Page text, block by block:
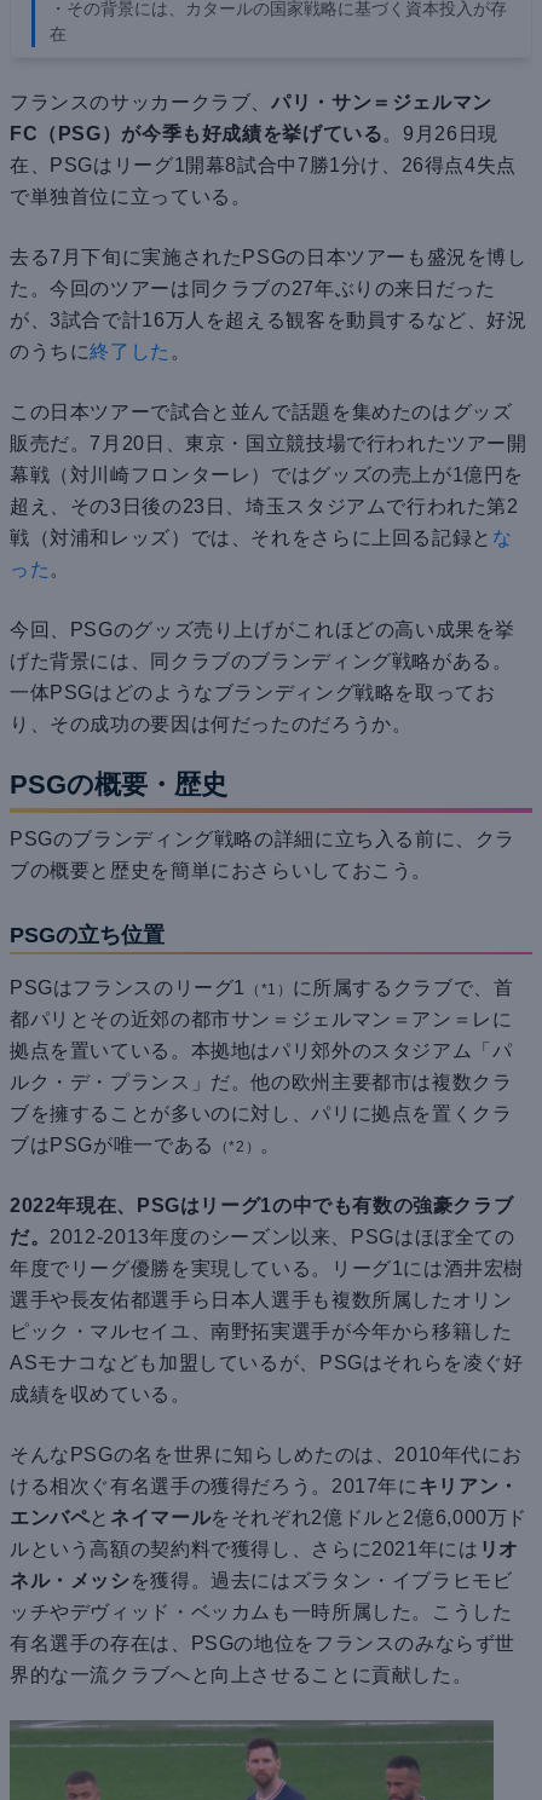
・その背景には、カタールの国家戦略に基づく資本投入が存
在
フランスのサッカークラブ、パリ・サン＝ジェルマン
FC（PSG）が今季も好成績を挙げている。9月26日現
在、PSGはリーグ1開幕8試合中7勝1分け、26得点4失点
で単独首位に立っている。
去る7月下旬に実施されたPSGの日本ツアーも盛況を博し
た。今回のツアーは同クラブの27年ぶりの来日だった
が、3試合で計16万人を超える観客を動員するなど、好況
のうちに終了した 。
この日本ツアーで試合と並んで話題を集めたのはグッズ
販売だ。7月20日、東京・国立競技場で行われたツアー開
幕戦（対川崎フロンターレ）ではグッズの売上が1億円を
超え、その3日後の23日、埼玉スタジアムで行われた第2
戦（対浦和レッズ）では、それをさらに上回る記録と な
った 。
今回、PSGのグッズ売り上げがこれほどの高い成果を挙
げた背景には、同クラブのブランディング戦略がある。
一体PSGはどのようなブランディング戦略を取ってお
り、その成功の要因は何だったのだろうか。
PSGの概要・歴史
PSGのブランディング戦略の詳細に立ち入る前に、クラ
ブの概要と歴史を簡単におさらいしておこう。
PSGの立ち位置
PSGはフランスのリーグ1 （*1）
に所属するクラブで、首
都パリとその近郊の都市サン＝ジェルマン＝アン＝レに
拠点を置いている。本拠地はパリ郊外のスタジアム「パ
ルク・デ・プランス」だ。他の欧州主要都市は複数クラ
ブを擁することが多いのに対し、パリに拠点を置くクラ
ブはPSGが唯一である
（*2） 。
2022年現在、PSGはリーグ1の中でも有数の強豪クラブ
だ。 2012-2013年度のシーズン以来、PSGはほぼ全ての
年度でリーグ優勝を実現している。リーグ1には酒井宏樹
選手や長友佑都選手ら日本人選手も複数所属したオリン
ピック・マルセイユ、南野拓実選手が今年から移籍した
ASモナコなども加盟しているが、PSGはそれらを凌ぐ好
成績を収めている。
そんなPSGの名を世界に知らしめたのは、2010年代にお
ける相次ぐ有名選手の獲得だろう。2017年に キリアン・
エンバペと ネイマールをそれぞれ2億ドルと2億6,000万ド
ルという高額の契約料で獲得し、さらに2021年には リオ
ネル・メッシを獲得。過去にはズラタン・イブラヒモビ
ッチやデヴィッド・ベッカムも一時所属した。こうした
有名選手の存在は、PSGの地位をフランスのみならず世
界的な一流クラブへと向上させることに貢献した。